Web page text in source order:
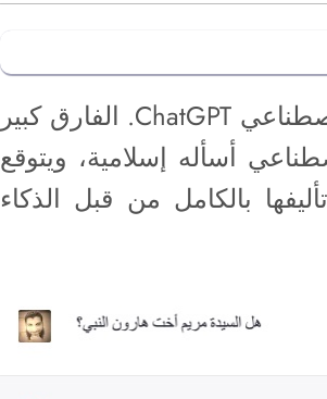
لا تقارن أبداً بين تطبيق اسأل القرآن وبوت الذكاء الاصطناعي ChatGPT. الفارق كبير
أسأله إسلامية، ويتوقع
بالكامل من قبل الذكاء